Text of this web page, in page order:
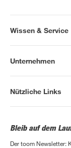
Wissen & Service
Unternehmen
Nützliche Links
Bleib auf dem
Der toom Newsletter: